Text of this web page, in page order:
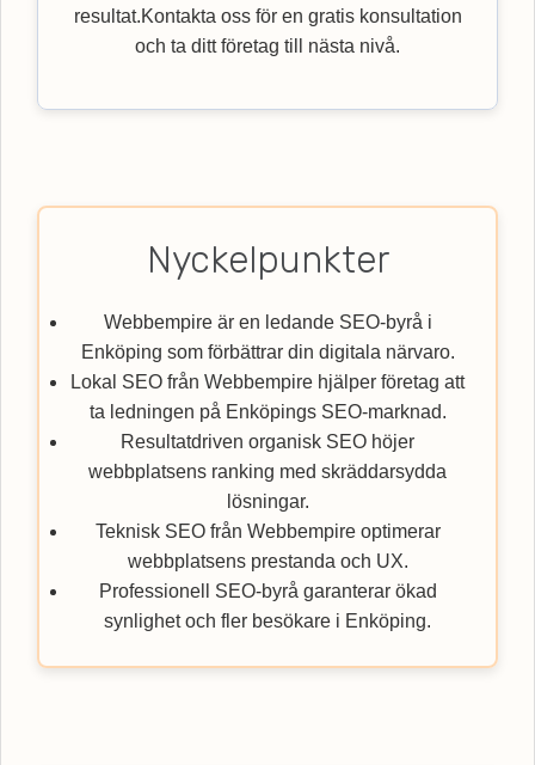
resultat.Kontakta oss för en gratis konsultation
och ta ditt företag till nästa nivå.
Nyckelpunkter
Webbempire är en ledande SEO-byrå i
Enköping som förbättrar din digitala närvaro.
Lokal SEO från Webbempire hjälper företag att
ta ledningen på Enköpings SEO-marknad.
Resultatdriven organisk SEO höjer
webbplatsens ranking med skräddarsydda
lösningar.
Teknisk SEO från Webbempire optimerar
webbplatsens prestanda och UX.
Professionell SEO-byrå garanterar ökad
synlighet och fler besökare i Enköping.